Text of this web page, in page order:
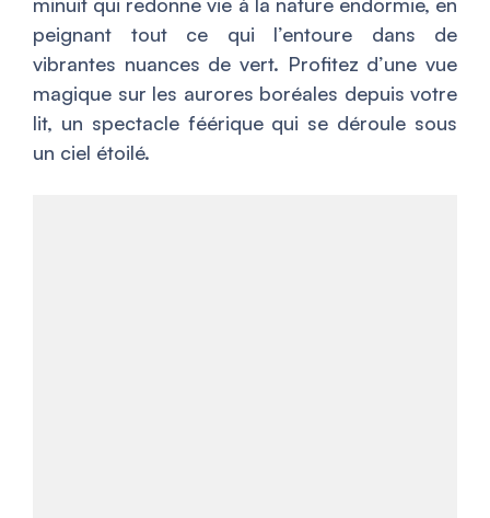
peignant tout ce qui l’entoure dans de
vibrantes nuances de vert. Profitez d’une vue
magique sur les aurores boréales depuis votre
lit, un spectacle féérique qui se déroule sous
un ciel étoilé.